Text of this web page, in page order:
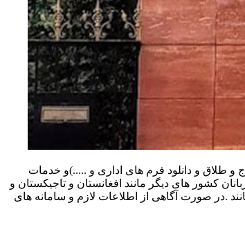
و طلاق و دانلود فرم های اداری و .....)و خدمات
کشور های دیگر مانند افغانستان و تاجیکستان و
.در صورت آگاهی از اطلاعات لازم و سامانه های